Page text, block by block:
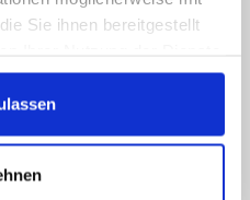
Sie ihnen bereitgestellt
19:00)